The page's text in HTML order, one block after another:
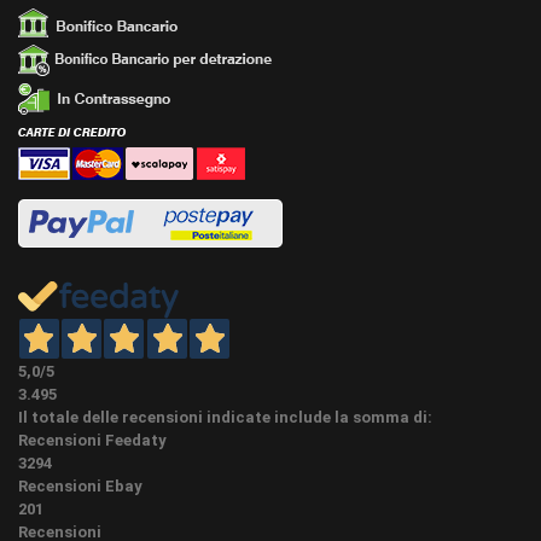
CONDIZIONI: NUOVO - aggiornamento 10-11-2025
5,0/5
3.495
Il totale delle recensioni indicate include la somma di:
Recensioni Feedaty
3294
Recensioni Ebay
201
Recensioni